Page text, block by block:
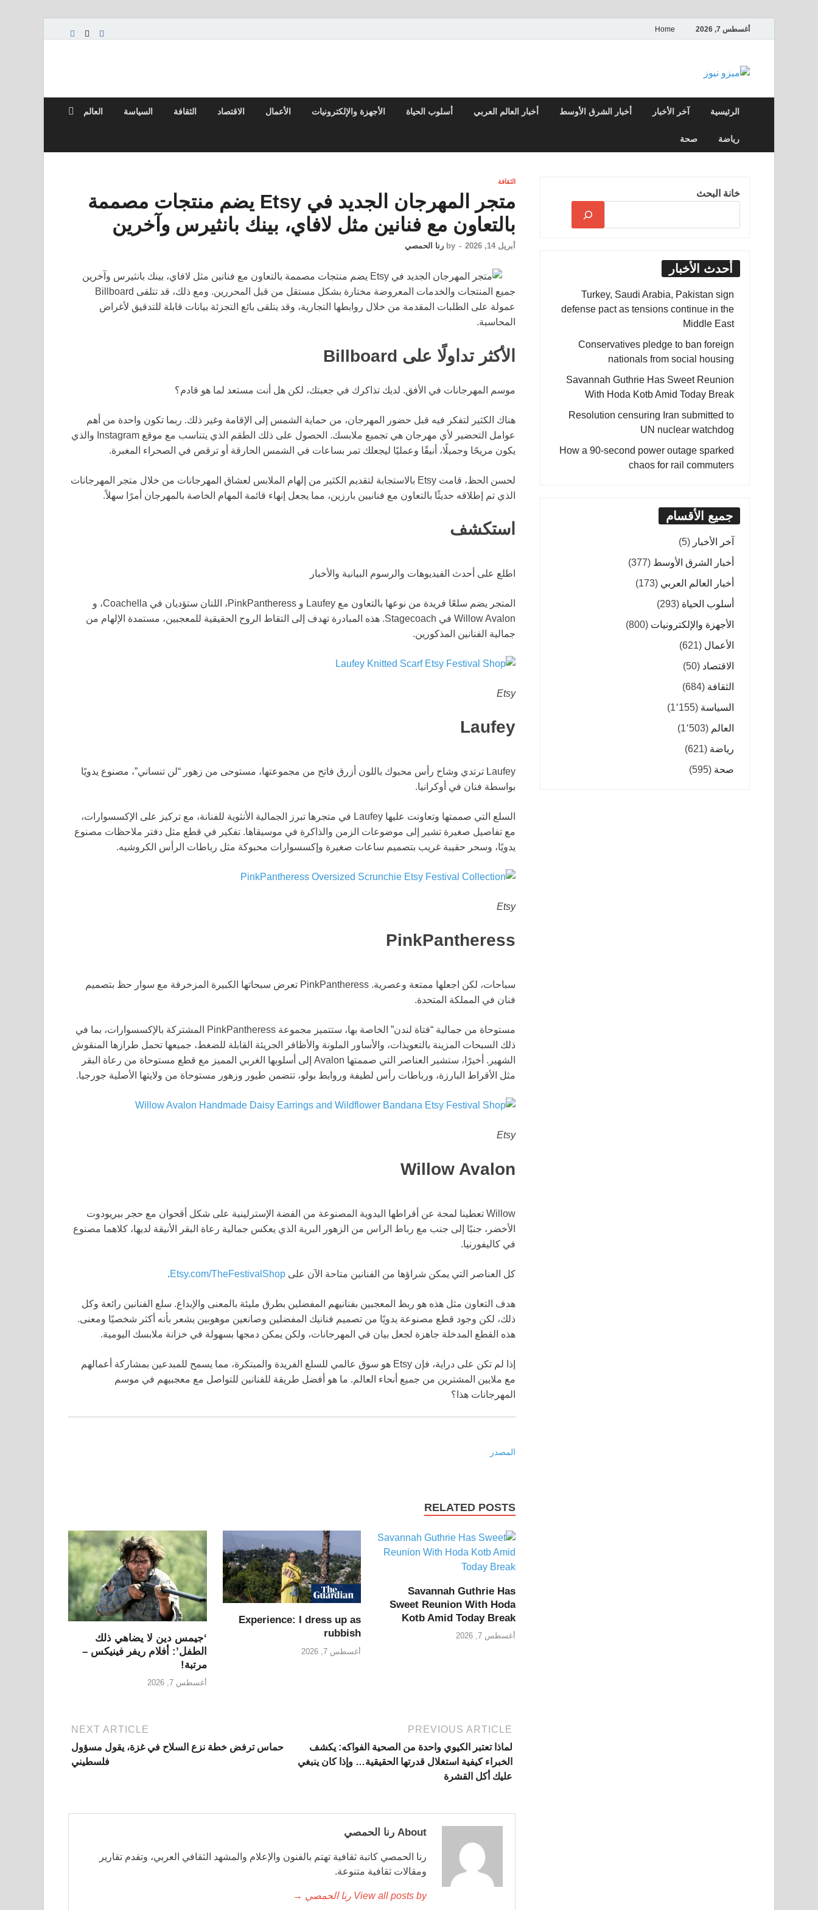
أغسطس 7, 2026 Home
ميزو نيوز
الرئيسية آخر الأخبار أخبار الشرق الأوسط أخبار العالم العربي أسلوب الحياة الأجهزة والإلكترونيات الأعمال الاقتصاد الثقافة السياسة العالم
رياضة صحة
الثقافة
متجر المهرجان الجديد في Etsy يضم منتجات مصممة
بالتعاون مع فنانين مثل لافاي، بينك بانثيرس وآخرين
أبريل 14, 2026 -
by رنا الحمصي
جميع المنتجات والخدمات المعروضة مختارة بشكل مستقل من قبل المحررين. ومع ذلك، قد تتلقى Billboard
عمولة على الطلبات المقدمة من خلال روابطها التجارية، وقد يتلقى بائع التجزئة بيانات قابلة للتدقيق لأغراض
المحاسبة.
الأكثر تداولًا على Billboard
موسم المهرجانات في الأفق. لديك تذاكرك في جعبتك، لكن هل أنت مستعد لما هو قادم؟
هناك الكثير لتفكر فيه قبل حضور المهرجان، من حماية الشمس إلى الإقامة وغير ذلك. ربما تكون واحدة من أهم
عوامل التحضير لأي مهرجان هي تجميع ملابسك. الحصول على ذلك الطقم الذي يتناسب مع موقع Instagram والذي
يكون مريحًا وجميلًا، أنيقًا وعمليًا ليجعلك تمر بساعات في الشمس الحارقة أو ترقص في الصحراء المغبرة.
لحسن الحظ، قامت Etsy بالاستجابة لتقديم الكثير من إلهام الملابس لعشاق المهرجانات من خلال متجر المهرجانات
الذي تم إطلاقه حديثًا بالتعاون مع فنانيين بارزين، مما يجعل إنهاء قائمة المهام الخاصة بالمهرجان أمرًا سهلاً.
استكشف
اطلع على أحدث الفيديوهات والرسوم البيانية والأخبار
المتجر يضم سلعًا فريدة من نوعها بالتعاون مع Laufey و PinkPantheress، اللتان ستؤديان في Coachella، و
Willow Avalon في Stagecoach. هذه المبادرة تهدف إلى التقاط الروح الحقيقية للمعجبين، مستمدة الإلهام من
جمالية الفنانين المذكورين.
Etsy
Laufey
Laufey ترتدي وشاح رأس محبوك باللون أزرق فاتح من مجموعتها، مستوحى من زهور “لن تنساني”، مصنوع يدويًا
بواسطة فنان في أوكرانيا.
السلع التي صممتها وتعاونت عليها Laufey في متجرها تبرز الجمالية الأنثوية للفنانة، مع تركيز على الإكسسوارات،
مع تفاصيل صغيرة تشير إلى موضوعات الزمن والذاكرة في موسيقاها. تفكير في قطع مثل دفتر ملاحظات مصنوع
يدويًا، وسحر حقيبة غريب بتصميم ساعات صغيرة وإكسسوارات محبوكة مثل رباطات الرأس الكروشيه.
Etsy
PinkPantheress
سباحات، لكن اجعلها ممتعة وعصرية. PinkPantheress تعرض سبحاتها الكبيرة المزخرفة مع سوار حظ بتصميم
فنان في المملكة المتحدة.
مستوحاة من جمالية “فتاة لندن” الخاصة بها، ستتميز مجموعة PinkPantheress المشتركة بالإكسسوارات، بما في
ذلك السبحات المزينة بالتعويذات، والأساور الملونة والأظافر الجريئة القابلة للضغط، جميعها تحمل طرازها المنقوش
الشهير. أخيرًا، ستشير العناصر التي صممتها Avalon إلى أسلوبها الغربي المميز مع قطع مستوحاة من رعاة البقر
مثل الأقراط البارزة، ورباطات رأس لطيفة وروابط بولو، تتضمن طيور وزهور مستوحاة من ولايتها الأصلية جورجيا.
Etsy
Willow Avalon
Willow تعطينا لمحة عن أقراطها اليدوية المصنوعة من الفضة الإسترلينية على شكل أقحوان مع حجر بيريودوت
الأخضر، جنبًا إلى جنب مع رباط الراس من الزهور البرية الذي يعكس جمالية رعاة البقر الأنيقة لديها، كلاهما مصنوع
في كاليفورنيا.
كل العناصر التي يمكن شراؤها من الفنانين متاحة الآن على Etsy.com/TheFestivalShop
.
هدف التعاون مثل هذه هو ربط المعجبين بفنانيهم المفضلين بطرق مليئة بالمعنى والإبداع. سلع الفنانين رائعة وكل
ذلك، لكن وجود قطع مصنوعة يدويًا من تصميم فنانيك المفضلين وصانعين موهوبين يشعر بأنه أكثر شخصيًا ومعنى.
هذه القطع المدخلة جاهزة لجعل بيان في المهرجانات، ولكن يمكن دمجها بسهولة في خزانة ملابسك اليومية.
إذا لم تكن على دراية، فإن Etsy هو سوق عالمي للسلع الفريدة والمبتكرة، مما يسمح للمبدعين بمشاركة أعمالهم
مع ملايين المشترين من جميع أنحاء العالم. ما هو أفضل طريقة للفنانين للتواصل مع معجبيهم في موسم
المهرجانات هذا؟
المصدر
RELATED POSTS
Savannah Guthrie Has
Sweet Reunion With Hoda
Kotb Amid Today Break
أغسطس 7, 2026
Experience: I dress up as
rubbish
أغسطس 7, 2026
‘جيمس دين لا يضاهي ذلك
الطفل’: أفلام ريفر فينيكس –
مرتبة!
أغسطس 7, 2026
PREVIOUS ARTICLE
لماذا تعتبر الكيوي واحدة من الصحية الفواكه: يكشف
الخبراء كيفية استغلال قدرتها الحقيقية… وإذا كان ينبغي
عليك أكل القشرة
NEXT ARTICLE
حماس ترفض خطة نزع السلاح في غزة، يقول مسؤول
فلسطيني
About رنا الحمصي
رنا الحمصي كاتبة ثقافية تهتم بالفنون والإعلام والمشهد الثقافي العربي، وتقدم تقارير
ومقالات ثقافية متنوعة.
View all posts by رنا الحمصي →
خانة البحث
أحدث الأخبار
Turkey, Saudi Arabia, Pakistan sign
defense pact as tensions continue in the
Middle East
Conservatives pledge to ban foreign
nationals from social housing
Savannah Guthrie Has Sweet Reunion
With Hoda Kotb Amid Today Break
Resolution censuring Iran submitted to
UN nuclear watchdog
How a 90-second power outage sparked
chaos for rail commuters
جميع الأقسام
آخر الأخبار (5)
أخبار الشرق الأوسط (377)
أخبار العالم العربي (173)
أسلوب الحياة (293)
الأجهزة والإلكترونيات (800)
الأعمال (621)
الاقتصاد (50)
الثقافة (684)
السياسة (1٬155)
العالم (1٬503)
رياضة (621)
صحة (595)